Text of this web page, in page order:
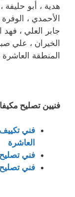
هدية ، أبو حليفة
الأحمدي ، الوفرة
جابر العلي ، فهد
الخيران ، علي
المنطقة العاشرة
فنيين تصليح
فني
العاشرة
فني
فني